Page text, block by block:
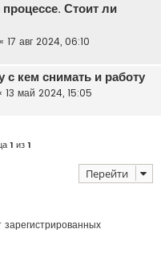
Стоит ли
« 17 авг 2024, 06:10
кем снимать и работу
13 май 2024, 15:05
1 из1
Перейти